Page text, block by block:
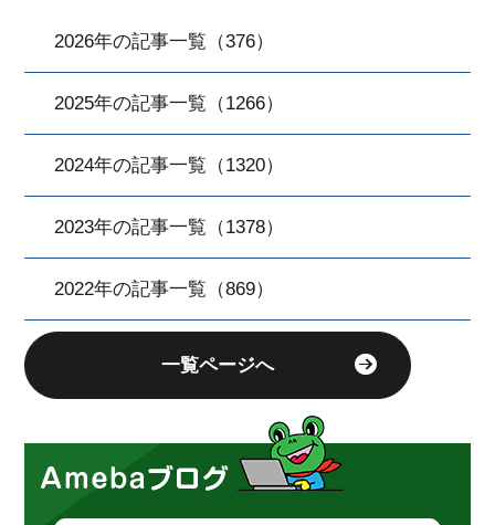
2026年の記事一覧（376）
2025年の記事一覧（1266）
2024年の記事一覧（1320）
2023年の記事一覧（1378）
2022年の記事一覧（869）
一覧ページへ